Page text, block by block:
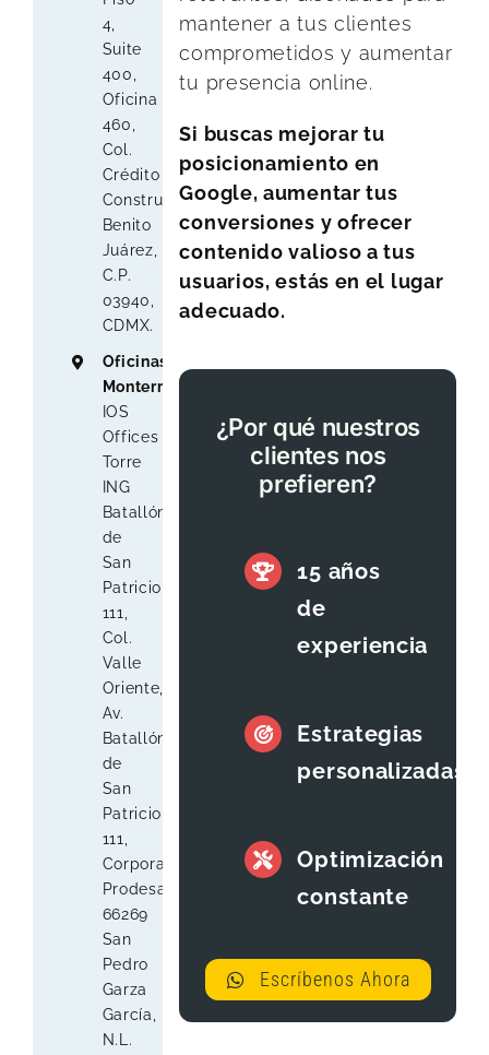
4,
Suite
400,
Oficina
460,
Col.
Crédito
Constructor,
Benito
Juárez,
C.P.
03940,
CDMX.
Oficinas
Monterrey
IOS
Offices
Torre
ING
Batallón
de
San
Patricio
111,
Col.
Valle
Oriente,
Av.
Batallón
de
San
Patricio
111,
Corporativo
Prodesa,
66269
San
Pedro
Garza
García,
N.L.
mantener a tus clientes
comprometidos y aumentar
tu presencia online.
Si buscas mejorar tu
posicionamiento en
Google, aumentar tus
conversiones y ofrecer
contenido valioso a tus
usuarios, estás en el lugar
adecuado.
¿Por qué nuestros
clientes nos
prefieren?
15 años
de
experiencia
Estrategias
personalizadas
Optimización
constante
Escríbenos Ahora